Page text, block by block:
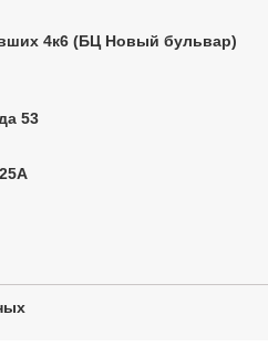
4к6 (БЦ Новый бульвар)
53